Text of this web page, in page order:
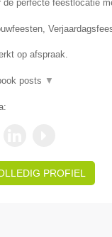
de perfecte feestlocatie
op afspraak.
posts ▼
PROFIEL